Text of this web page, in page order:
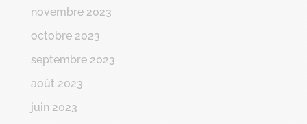
novembre 2023
octobre 2023
septembre 2023
août 2023
juin 2023